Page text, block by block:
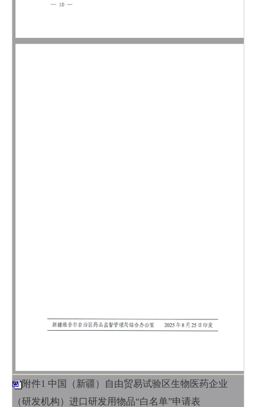
附件1 中国（新疆）自由贸易试验区生物医药企业
（研发机构）进口研发用物品“白名单”申请表